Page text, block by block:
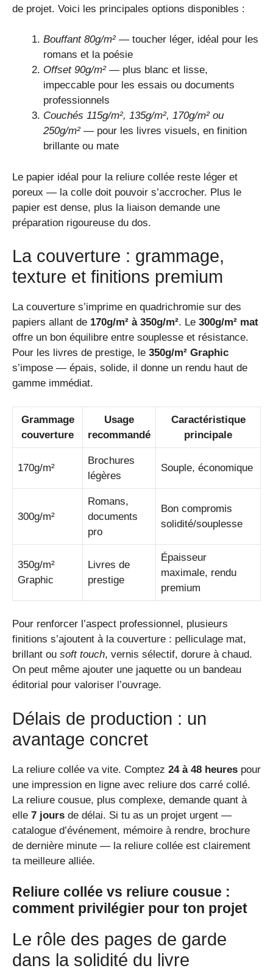
de projet. Voici les principales options disponibles :
Bouffant 80g/m² — toucher léger, idéal pour les
romans et la poésie
Offset 90g/m² — plus blanc et lisse,
impeccable pour les essais ou documents
professionnels
Couchés 115g/m², 135g/m², 170g/m² ou
250g/m² — pour les livres visuels, en finition
brillante ou mate
Le papier idéal pour la reliure collée reste léger et
poreux — la colle doit pouvoir s’accrocher. Plus le
papier est dense, plus la liaison demande une
préparation rigoureuse du dos.
La couverture : grammage,
texture et finitions premium
La couverture s’imprime en quadrichromie sur des
papiers allant de 170g/m² à 350g/m². Le 300g/m² mat
offre un bon équilibre entre souplesse et résistance.
Pour les livres de prestige, le 350g/m² Graphic
s’impose — épais, solide, il donne un rendu haut de
gamme immédiat.
Grammage
couverture
Usage
recommandé
Caractéristique
principale
170g/m²
Brochures
légères
Souple, économique
300g/m²
Romans,
documents
pro
Bon compromis
solidité/souplesse
350g/m²
Graphic
Livres de
prestige
Épaisseur
maximale, rendu
premium
Pour renforcer l’aspect professionnel, plusieurs
finitions s’ajoutent à la couverture : pelliculage mat,
brillant ou soft touch, vernis sélectif, dorure à chaud.
On peut même ajouter une jaquette ou un bandeau
éditorial pour valoriser l’ouvrage.
Délais de production : un
avantage concret
La reliure collée va vite. Comptez 24 à 48 heures pour
une impression en ligne avec reliure dos carré collé.
La reliure cousue, plus complexe, demande quant à
elle 7 jours de délai. Si tu as un projet urgent —
catalogue d’événement, mémoire à rendre, brochure
de dernière minute — la reliure collée est clairement
ta meilleure alliée.
Reliure collée vs reliure cousue :
comment privilégier pour ton projet
Le rôle des pages de garde
dans la solidité du livre